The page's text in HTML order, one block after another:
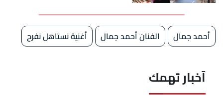
أحمد جمال الفنان أحمد جمال أغنية نستاهل نفرح
آخبار تهمك